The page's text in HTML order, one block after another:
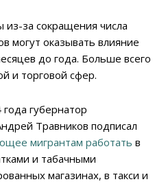
за сокращения числа
могут оказывать влияние
до года. Больше всего
и торговой сфер.
губернатор
Травников подписал
мигрантам работать в
и табачными
магазинах, в такси и